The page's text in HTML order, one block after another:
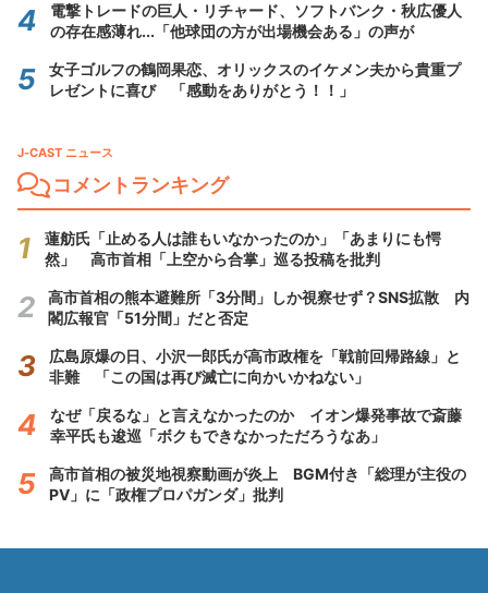
電撃トレードの巨人・リチャード、ソフトバンク・秋広優人
の存在感薄れ...「他球団の方が出場機会ある」の声が
女子ゴルフの鶴岡果恋、オリックスのイケメン夫から貴重プ
レゼントに喜び 「感動をありがとう！！」
J-CAST ニュース
コメントランキング
蓮舫氏「止める人は誰もいなかったのか」「あまりにも愕
然」 高市首相「上空から合掌」巡る投稿を批判
高市首相の熊本避難所「3分間」しか視察せず？SNS拡散 内
閣広報官「51分間」だと否定
広島原爆の日、小沢一郎氏が高市政権を「戦前回帰路線」と
非難 「この国は再び滅亡に向かいかねない」
なぜ「戻るな」と言えなかったのか イオン爆発事故で斎藤
幸平氏も逡巡「ボクもできなかっただろうなあ」
高市首相の被災地視察動画が炎上 BGM付き「総理が主役の
PV」に「政権プロパガンダ」批判